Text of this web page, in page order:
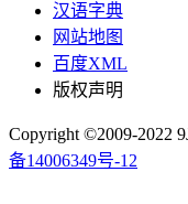
汉语字典
网站地图
百度XML
版权声明
Copyright ©2009-2022
备14006349号-12